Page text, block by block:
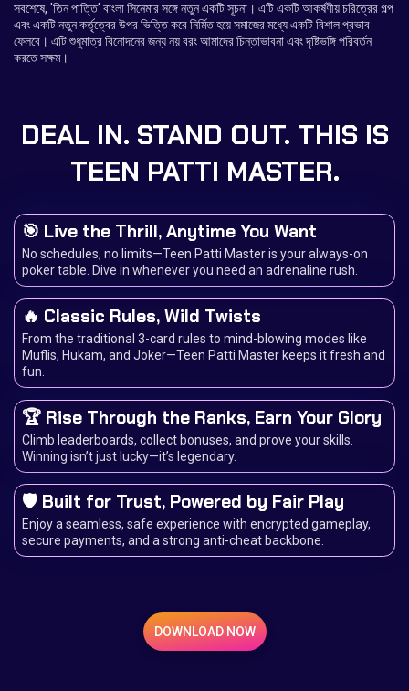
সবশেষে, 'তিন পাত্তি' বাংলা সিনেমার সঙ্গে নতুন একটি সূচনা। এটি একটি আকর্ষণীয় চরিত্রের গল্প
এবং একটি নতুন কর্তৃত্বের উপর ভিত্তি করে নির্মিত হয়ে সমাজের মধ্যে একটি বিশাল প্রভাব
ফেলবে। এটি শুধুমাত্র বিনোদনের জন্য নয় বরং আমাদের চিন্তাভাবনা এবং দৃষ্টিভঙ্গি পরিবর্তন
করতে সক্ষম।
DEAL IN. STAND OUT. THIS IS
TEEN PATTI MASTER.
🎯 Live the Thrill, Anytime You Want
No schedules, no limits—Teen Patti Master is your always-on
poker table. Dive in whenever you need an adrenaline rush.
🔥 Classic Rules, Wild Twists
From the traditional 3-card rules to mind-blowing modes like
Muflis, Hukam, and Joker—Teen Patti Master keeps it fresh and
fun.
🏆 Rise Through the Ranks, Earn Your Glory
Climb leaderboards, collect bonuses, and prove your skills.
Winning isn’t just lucky—it’s legendary.
🛡️ Built for Trust, Powered by Fair Play
Enjoy a seamless, safe experience with encrypted gameplay,
secure payments, and a strong anti-cheat backbone.
DOWNLOAD NOW